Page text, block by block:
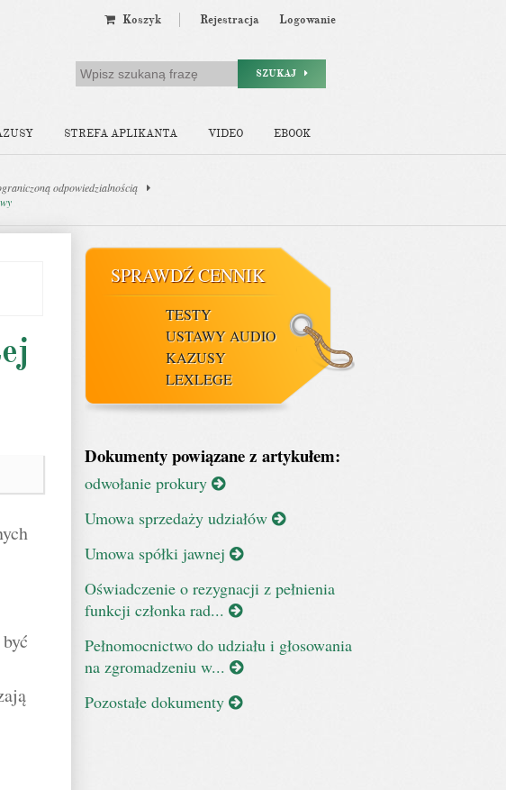
Koszyk Rejestracja Logowanie
SZUKAJ
STREFA APLIKANTA VIDEO EBOOK
odpowiedzialnością
SPRAWDŹ CENNIK
TESTY
USTAWY AUDIO
KAZUSY
LEXLEGE
Dokumenty powiązane z artykułem:
odwołanie prokury
Umowa sprzedaży udziałów
Umowa spółki jawnej
Oświadczenie o rezygnacji z pełnienia
funkcji członka rad...
Pełnomocnictwo do udziału i głosowania
na zgromadzeniu w...
Pozostałe dokumenty